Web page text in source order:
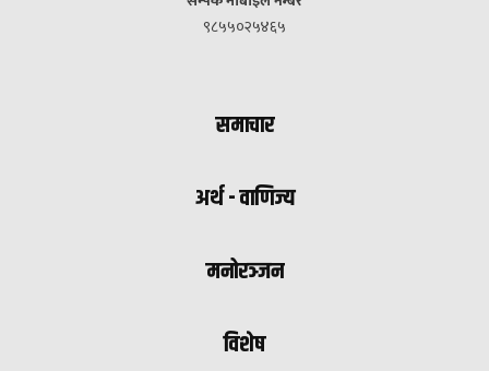
९८५५०२५४६५
समाचार
अर्थ - वाणिज्य
मनोरञ्जन
विशेष